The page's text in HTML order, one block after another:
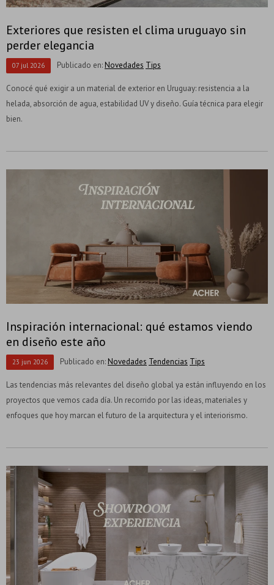
Exteriores que resisten el clima uruguayo sin
perder elegancia
07 jul 2026 Publicado en: Novedades Tips
Conocé qué exigir a un material de exterior en Uruguay: resistencia a la
helada, absorción de agua, estabilidad UV y diseño. Guía técnica para elegir
bien.
Inspiración internacional: qué estamos viendo
en diseño este año
23 jun 2026 Publicado en: Novedades Tendencias Tips
Las tendencias más relevantes del diseño global ya están influyendo en los
proyectos que vemos cada día. Un recorrido por las ideas, materiales y
enfoques que hoy marcan el futuro de la arquitectura y el interiorismo.